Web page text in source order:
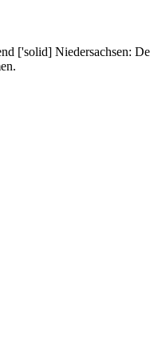
['solid] Niedersachsen: